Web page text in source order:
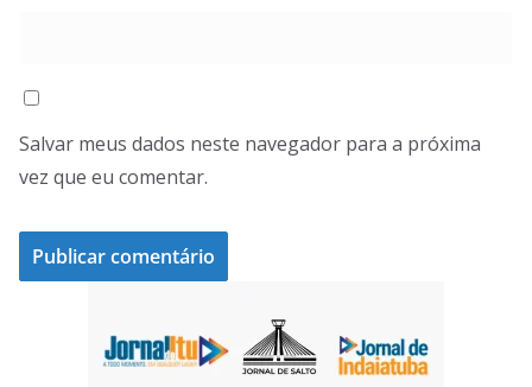
Salvar meus dados neste navegador para a próxima
vez que eu comentar.